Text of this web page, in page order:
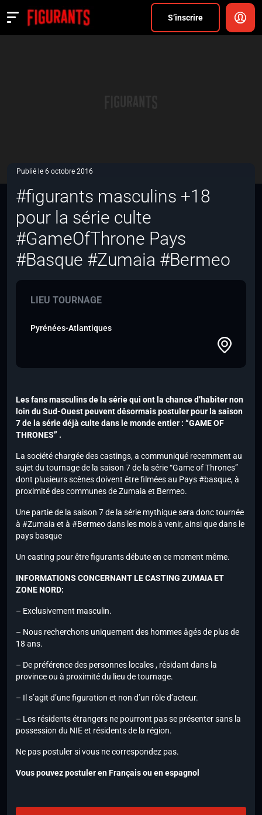
S’inscrire
Actualités
Publié le 6 octobre 2016
#figurants masculins +18
pour la série culte
#GameOfThrone Pays
#Basque #Zumaia #Bermeo
LIEU TOURNAGE
Pyrénées-Atlantiques
Les fans masculins de la série qui ont la chance d’habiter non
loin du Sud-Ouest peuvent désormais postuler pour la saison
7 de la série déjà culte dans le monde entier : “GAME OF
THRONES” .
La société chargée des castings, a communiqué recemment au
sujet du tournage de la saison 7 de la série “Game of Thrones”
dont plusieurs scènes doivent être filmées au Pays #basque, à
proximité des communes de Zumaia et Bermeo.
Une partie de la saison 7 de la série mythique sera donc tournée
à #Zumaia et à #Bermeo dans les mois à venir, ainsi que dans le
pays basque
Un casting pour être figurants débute en ce moment même.
INFORMATIONS CONCERNANT LE CASTING ZUMAIA ET
ZONE NORD:
– Exclusivement masculin.
– Nous recherchons uniquement des hommes âgés de plus de
18 ans.
– De préférence des personnes locales , résidant dans la
province ou à proximité du lieu de tournage.
– Il s’agit d’une figuration et non d’un rôle d’acteur.
– Les résidents étrangers ne pourront pas se présenter sans la
possession du NIE et résidents de la région.
Ne pas postuler si vous ne correspondez pas.
Vous pouvez postuler en Français ou en espagnol